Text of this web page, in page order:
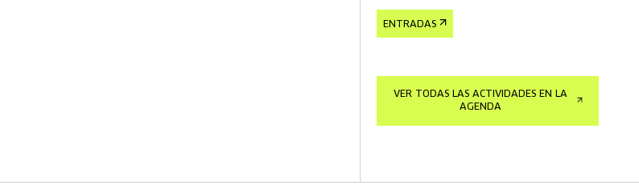
ENTRADAS
VER TODAS LAS ACTIVIDADES EN LA
AGENDA